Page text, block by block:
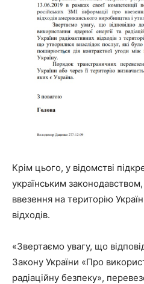
Крім цього, у відомстві
українським
ввезення на територію
відходів.
«Звертаємо увагу, що
Закону України «Про
радіаційну безпеку»,